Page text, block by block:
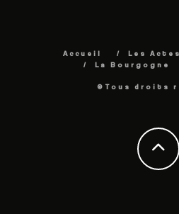
Accueil Les Actes
La Bourgogne
©Tous droits